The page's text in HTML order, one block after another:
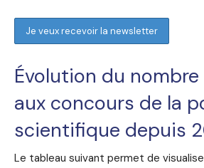
Évolution du
aux concours de la
scientifique depuis
Le tableau suivant permet de